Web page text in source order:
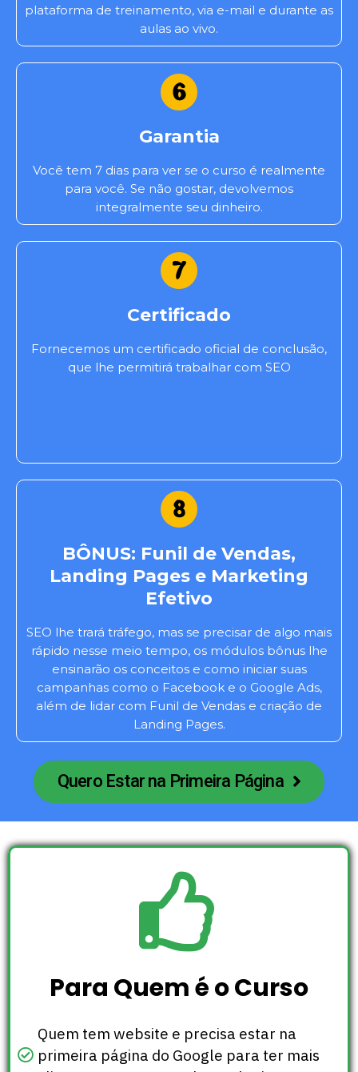
plataforma de treinamento, via e-mail e durante as
aulas ao vivo.
Garantia
Você tem 7 dias para ver se o curso é realmente
para você. Se não gostar, devolvemos
integralmente seu dinheiro.
Certificado
Fornecemos um certificado oficial de conclusão,
que lhe permitirá trabalhar com SEO
BÔNUS: Funil de Vendas,
Landing Pages e Marketing
Efetivo
SEO lhe trará tráfego, mas se precisar de algo mais
rápido nesse meio tempo, os módulos bônus lhe
ensinarão os conceitos e como iniciar suas
campanhas como o Facebook e o Google Ads,
além de lidar com Funil de Vendas e criação de
Landing Pages.
Quero Estar na Primeira Página
Para Quem é o Curso
Quem tem website e precisa estar na
primeira página do Google para ter mais